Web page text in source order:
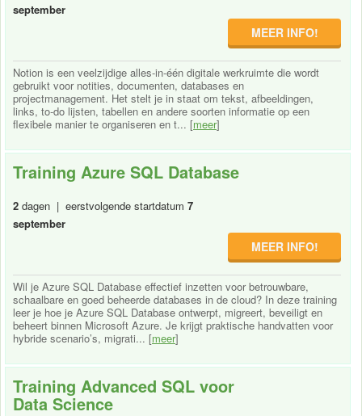
september
MEER INFO!
Notion is een veelzijdige alles-in-één digitale werkruimte die wordt
gebruikt voor notities, documenten, databases en
projectmanagement. Het stelt je in staat om tekst, afbeeldingen,
links, to-do lijsten, tabellen en andere soorten informatie op een
flexibele manier te organiseren en t... [meer]
Training Azure SQL Database
2 dagen | eerstvolgende startdatum 7
september
MEER INFO!
Wil je Azure SQL Database effectief inzetten voor betrouwbare,
schaalbare en goed beheerde databases in de cloud? In deze training
leer je hoe je Azure SQL Database ontwerpt, migreert, beveiligt en
beheert binnen Microsoft Azure. Je krijgt praktische handvatten voor
hybride scenario’s, migrati... [meer]
Training Advanced SQL voor
Data Science